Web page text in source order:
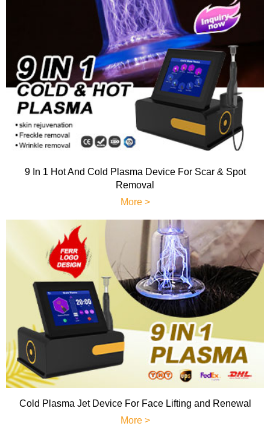
9 In 1 Hot And Cold Plasma Device For Scar & Spot
Removal
More >
Cold Plasma Jet Device For Face Lifting and Renewal
More >